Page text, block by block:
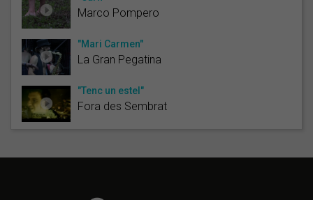
Marco Pompero
"Mari Carmen"
La Gran Pegatina
"Tenc un estel"
Fora des Sembrat